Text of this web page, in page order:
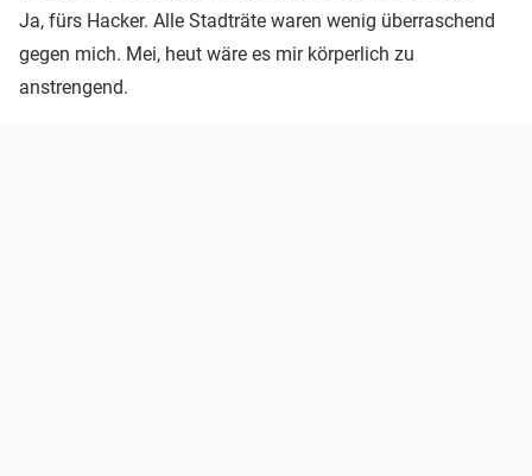
Ja, fürs Hacker. Alle Stadträte waren wenig überraschend
gegen mich. Mei, heut wäre es mir körperlich zu
anstrengend.